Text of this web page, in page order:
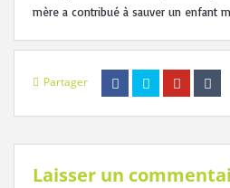
mère a contribué à sauver un enfant
Partager
Laisser un